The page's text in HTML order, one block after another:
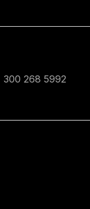
300 268 5992